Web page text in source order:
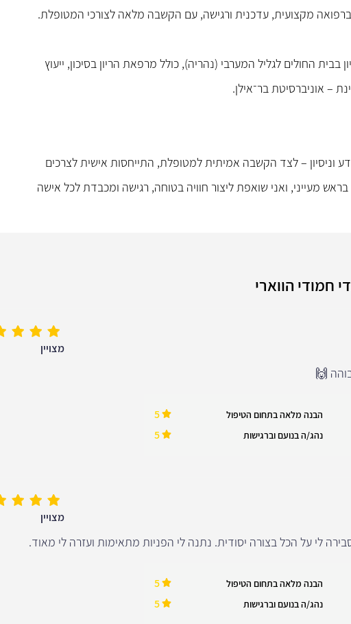
ברפואה מקצועית, עדכנית ורגישה, עם הקשבה מלאה לצורכי המטופלת.
בבית החולים לגליל המערבי (נהריה), כולל מרפאת הריון בסיכון, ייעוץ
– אוניברסיטת בר־אילן.
וניסיון – לצד הקשבה אמיתית למטופלת, התייחסות אישית לצרכים
מעייני, ואני שואפת ליצור חוויה בטוחה, רגישה ומכבדת לכל אישה
חמודי הווארי
מצויין
🙌
הבנה מלאה בתחום הטיפול 5
נהג/ה בנועם וברגישות 5
מצויין
לי על הכל בצורה יסודית. נתנה לי הפניות מתאימות ועזרה לי מאוד.
הבנה מלאה בתחום הטיפול 5
נהג/ה בנועם וברגישות 5